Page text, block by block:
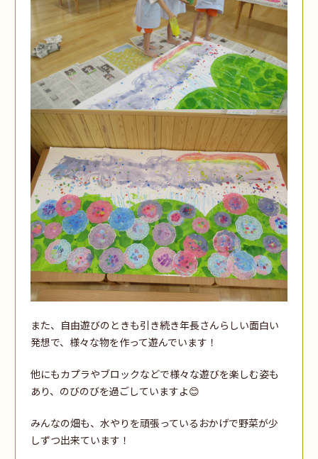
また、自由遊びのときも引き続き年長さんらしい面白い
発想で、様々な物を作って遊んでいます！
他にもカプラやブロックなどで様々な遊びを楽しむ姿も
あり、のびのびを過ごしていますよ😊
みんなの畑も、水やりを頑張っているおかげで野菜が少
しずつ出来ています！